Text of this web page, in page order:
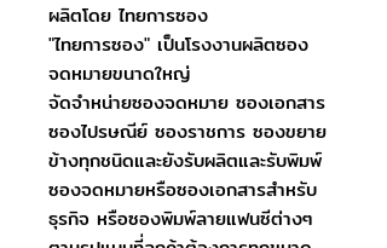
ผลิตโดย ไทยการซอง
"ไทยการซอง" เป็นโรงงานผลิตซอง
จดหมายขนาดใหญ่
จัดจำหน่ายซองจดหมาย ซองเอกสาร
ซองไปรษณีย์ ซองราชการ ซองขยาย
ข้างทุกชนิดและยังรับผลิตและรับพิมพ์
ซองจดหมายหรือซองเอกสารสำหรับ
ธุรกิจ หรือซองพิมพ์ลายแฟนซีต่างๆ